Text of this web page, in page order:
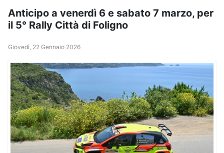
Anticipo a venerdì 6 e sabato 7 marzo, per
il 5° Rally Città di Foligno
Giovedì, 22 Gennaio 2026